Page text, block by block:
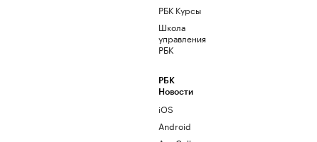
РБК Курсы
Школа
управления
РБК
РБК
Новости
iOS
Android